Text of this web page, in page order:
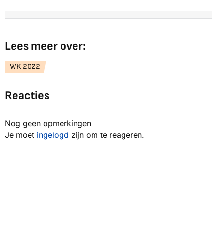
Lees meer over:
WK 2022
Reacties
Nog geen opmerkingen
Je moet ingelogd zijn om te reageren.